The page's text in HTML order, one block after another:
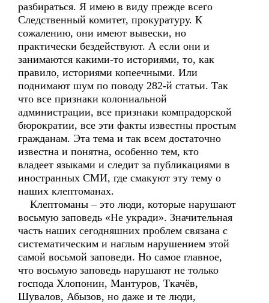
разбираться. Я имею в виду прежде всего
Следственный комитет, прокуратуру. К
сожалению, они имеют вывески, но
практически бездействуют. А если они и
занимаются какими-то историями, то, как
правило, историями копеечными. Или
поднимают шум по поводу 282-й статьи. Так
что все признаки колониальной
администрации, все признаки компрадорской
бюрократии, все эти факты известны простым
гражданам. Эта тема и так всем достаточно
известна и понятна, особенно тем, кто
владеет языками и следит за публикациями в
иностранных СМИ, где смакуют эту тему о
наших клептоманах.
Клептоманы – это люди, которые нарушают
восьмую заповедь «Не укради». Значительная
часть наших сегодняшних проблем связана с
систематическим и наглым нарушением этой
самой восьмой заповеди. Но самое главное,
что восьмую заповедь нарушают не только
господа Хлопонин, Мантуров, Ткачёв,
Шувалов, Абызов, но даже и те люди,